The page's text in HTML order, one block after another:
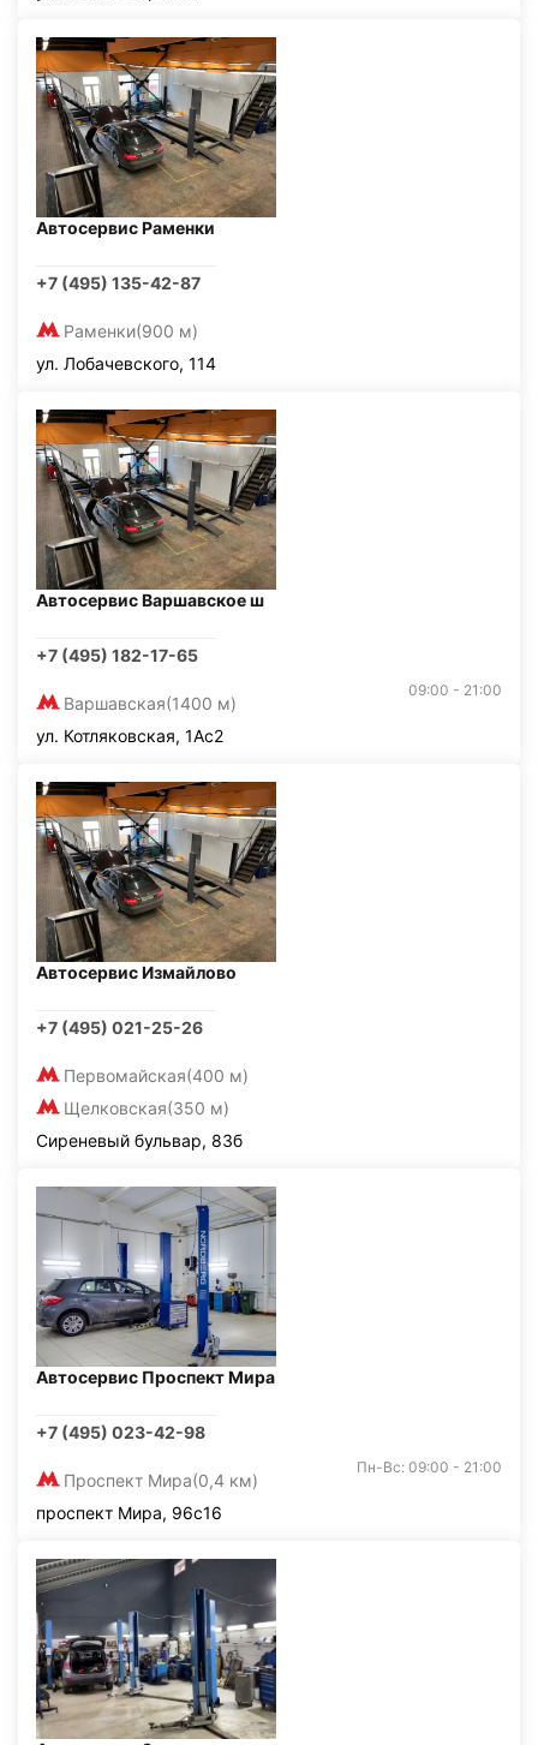
Автосервис Раменки
+7 (495) 135-42-87
Раменки(900 м)
ул. Лобачевского, 114
Автосервис Варшавское ш
+7 (495) 182-17-65
Варшавская(1400 м)
09:00 - 21:00
ул. Котляковская, 1Ас2
Автосервис Измайлово
+7 (495) 021-25-26
Первомайская(400 м)
Щелковская(350 м)
Сиреневый бульвар, 83б
Автосервис Проспект Мира
+7 (495) 023-42-98
Проспект Мира(0,4 км)
Пн-Вс: 09:00 - 21:00
проспект Мира, 96с16